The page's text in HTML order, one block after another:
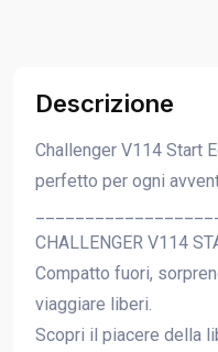
Descrizione
Challenger V114 Start
perfetto per ogni
CHALLENGER V114
Compatto fuori,
viaggiare liberi.
Scopri il piacere della